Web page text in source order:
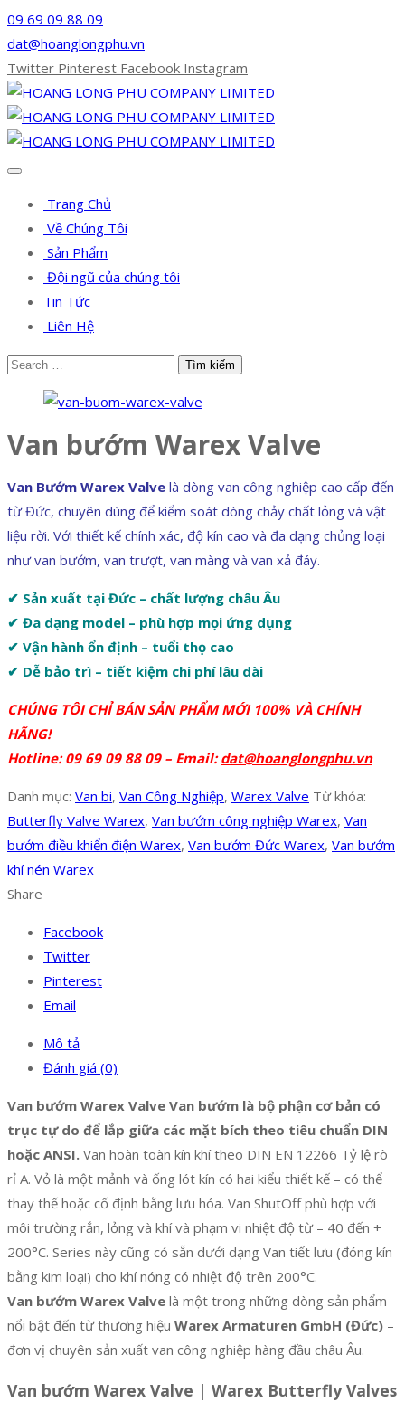
09 69 09 88 09
dat@hoanglongphu.vn
Twitter Pinterest Facebook Instagram
Trang Chủ
Về Chúng Tôi
Sản Phẩm
Đội ngũ của chúng tôi
Tin Tức
Liên Hệ
Van bướm Warex Valve
Van Bướm Warex Valve là dòng van công nghiệp cao cấp đến
từ Đức, chuyên dùng để kiểm soát dòng chảy chất lỏng và vật
liệu rời. Với thiết kế chính xác, độ kín cao và đa dạng chủng loại
như van bướm, van trượt, van màng và van xả đáy.
✔ Sản xuất tại Đức – chất lượng châu Âu
✔ Đa dạng model – phù hợp mọi ứng dụng
✔ Vận hành ổn định – tuổi thọ cao
✔ Dễ bảo trì – tiết kiệm chi phí lâu dài
CHÚNG TÔI CHỈ BÁN SẢN PHẨM MỚI 100% VÀ CHÍNH
HÃNG!
Hotline: 09 69 09 88 09 – Email:dat@hoanglongphu.vn
Danh mục: Van bi, Van Công Nghiệp, Warex Valve Từ khóa:
Butterfly Valve Warex, Van bướm công nghiệp Warex, Van
bướm điều khiển điện Warex, Van bướm Đức Warex, Van bướm
khí nén Warex
Share
Facebook
Twitter
Pinterest
Email
Mô tả
Đánh giá (0)
Van bướm Warex Valve Van bướm là bộ phận cơ bản có
trục tự do để lắp giữa các mặt bích theo tiêu chuẩn DIN
hoặc ANSI. Van hoàn toàn kín khí theo DIN EN 12266 Tỷ lệ rò
rỉ A. Vỏ là một mảnh và ống lót kín có hai kiểu thiết kế – có thể
thay thế hoặc cố định bằng lưu hóa. Van ShutOff phù hợp với
môi trường rắn, lỏng và khí và phạm vi nhiệt độ từ – 40 đến +
200°C. Series này cũng có sẵn dưới dạng Van tiết lưu (đóng kín
bằng kim loại) cho khí nóng có nhiệt độ trên 200°C.
Van bướm Warex Valve là một trong những dòng sản phẩm
nổi bật đến từ thương hiệu Warex Armaturen GmbH (Đức) –
đơn vị chuyên sản xuất van công nghiệp hàng đầu châu Âu.
Van bướm Warex Valve | Warex Butterfly Valves